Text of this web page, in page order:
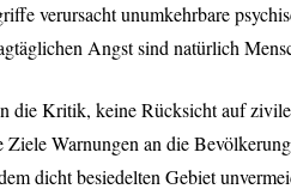
verursacht unumkehrbare
Angst sind natürlich
die Kritik, keine Rücksicht auf
Warnungen an die
dicht besiedelten Gebiet